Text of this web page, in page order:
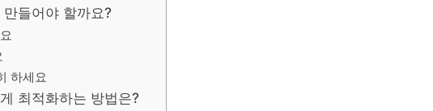
들어야 할까요?
하세요
최적화하는 방법은?